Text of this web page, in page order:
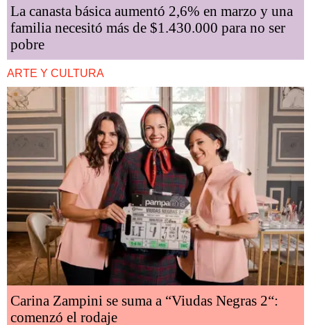
La canasta básica aumentó 2,6% en marzo y una
familia necesitó más de $1.430.000 para no ser
pobre
ARTE Y CULTURA
Carina Zampini se suma a “Viudas Negras 2“:
comenzó el rodaje